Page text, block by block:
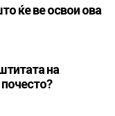
ќе ве освои ова
на